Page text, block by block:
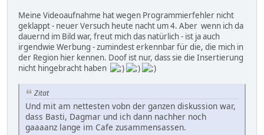
Meine Videoaufnahme hat wegen Programmierfehler nicht
geklappt - neuer Versuch heute nacht um 4. Aber wenn ich da
dauernd im Bild war, freut mich das natürlich - ist ja auch
irgendwie Werbung - zumindest erkennbar für die, die mich in
der Region hier kennen. Doof ist nur, dass sie die Insertierung
nicht hingebracht haben
Zitat
Und mit am nettesten vobn der ganzen diskussion war,
dass Basti, Dagmar und ich dann nachher noch
gaaaanz lange im Cafe zusammensassen.